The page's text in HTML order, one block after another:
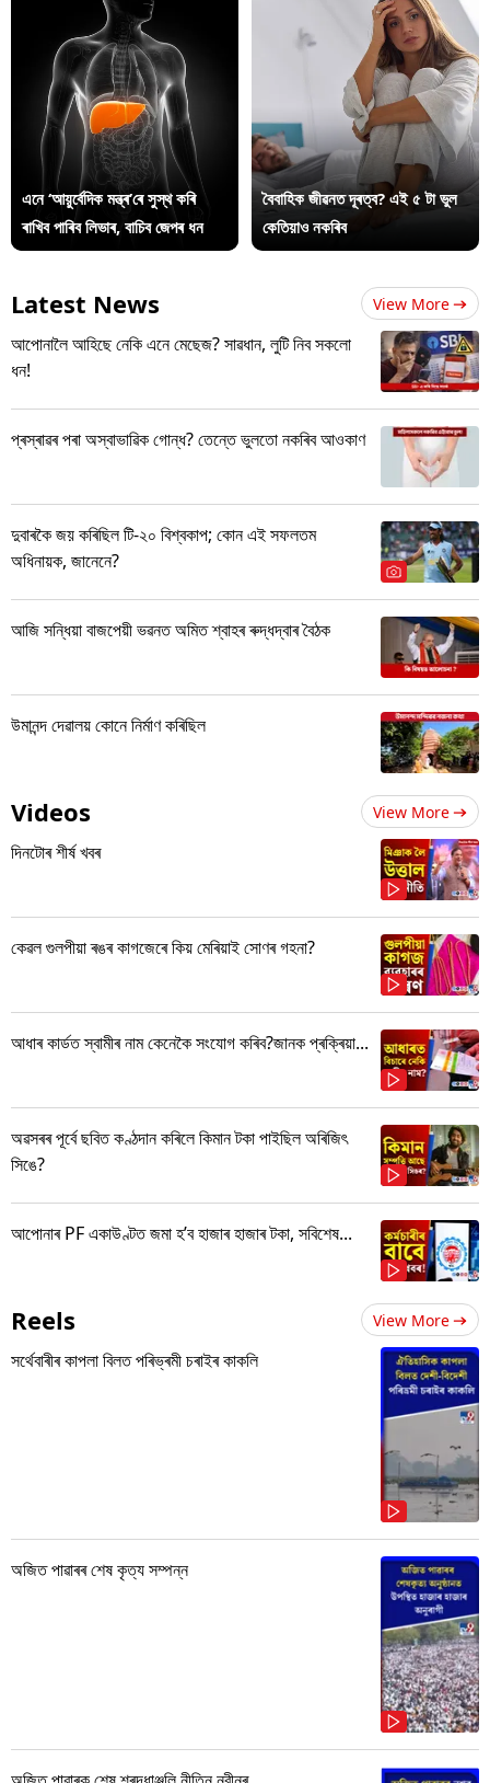
এনে ‘আয়ুৰ্বেদিক মন্ত্ৰ’ৰে সুস্থ কৰি
ৰাখিব পাৰিব লিভাৰ, বাচিব জেপৰ ধন
বৈবাহিক জীৱনত দূৰত্ব? এই ৫ টা ভুল
কেতিয়াও নকৰিব
Latest News View More
আপোনালৈ আহিছে নেকি এনে মেছেজ? সাৱধান, লুটি নিব সকলো
ধন!
প্ৰস্ৰাৱৰ পৰা অস্বাভাৱিক গোন্ধ? তেন্তে ভুলতো নকৰিব আওকাণ
দুবাৰকৈ জয় কৰিছিল টি-২০ বিশ্বকাপ; কোন এই সফলতম
অধিনায়ক, জানেনে?
আজি সন্ধিয়া বাজপেয়ী ভৱনত অমিত শ্বাহৰ ৰুদ্ধদ্বাৰ বৈঠক
উমানন্দ দেৱালয় কোনে নিৰ্মাণ কৰিছিল
Videos View More
দিনটোৰ শীৰ্ষ খবৰ
কেৱল গুলপীয়া ৰঙৰ কাগজেৰে কিয় মেৰিয়াই সোণৰ গহনা?
আধাৰ কাৰ্ডত স্বামীৰ নাম কেনেকৈ সংযোগ কৰিব?জানক প্ৰক্ৰিয়া...
অৱসৰৰ পূৰ্বে ছবিত কণ্ঠদান কৰিলে কিমান টকা পাইছিল অৰিজিৎ
সিঙে?
আপোনাৰ PF একাউণ্টত জমা হ’ব হাজাৰ হাজাৰ টকা, সবিশেষ...
Reels View More
সৰ্থেবাৰীৰ কাপলা বিলত পৰিভ্ৰমী চৰাইৰ কাকলি
অজিত পাৱাৰৰ শেষ কৃত্য সম্পন্ন